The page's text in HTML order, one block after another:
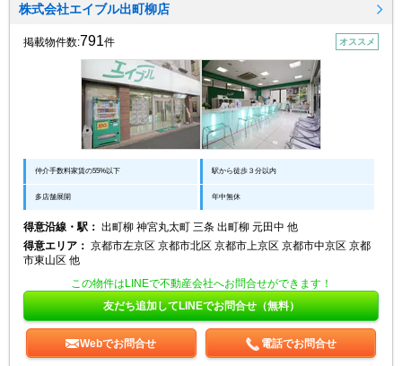
株式会社エイブル出町柳店
掲載物件数:791件 オススメ
仲介手数料家賃の55%以下 駅から徒歩３分以内
多店舗展開 年中無休
得意沿線・駅： 出町柳 神宮丸太町 三条 出町柳 元田中 他
得意エリア： 京都市左京区 京都市北区 京都市上京区 京都市中京区 京都
市東山区 他
この物件はLINEで不動産会社へお問合せができます！
友だち追加してLINEでお問合せ（無料）
Webでお問合せ 電話でお問合せ